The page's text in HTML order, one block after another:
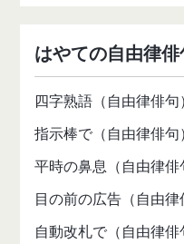
はやての自由律俳
四字熟語（自由律俳句
指示棒で（自由律俳句
平時の鼻息（自由律俳
目の前の広告（自由律
自動改札で（自由律俳